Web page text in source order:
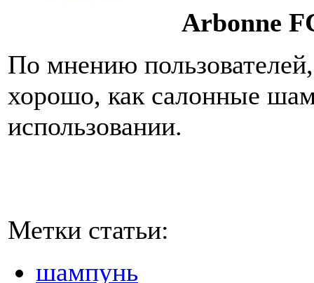
Arbonne
По мнению
хорошо, как салонные
использовании.
Метки статьи:
шампунь